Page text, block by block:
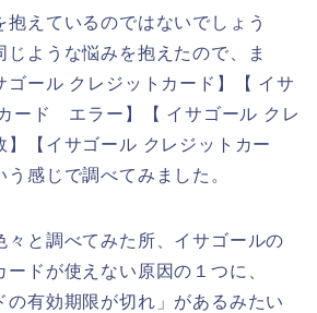
抱えているのではないでしょう
じような悩みを抱えたので、ま
ゴール クレジットカード】【 イサ
ード エラー】【 イサゴール クレ
【イサゴール クレジットカー
感じで調べてみました。
々と調べてみた所、イサゴールの
ドが使えない原因の１つに、
の有効期限が切れ」があるみたい